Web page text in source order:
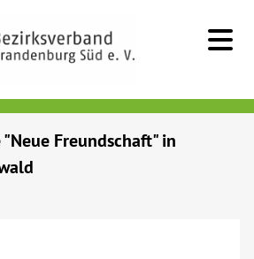
"Neue Freundschaft" in